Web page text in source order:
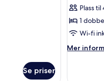
Se priser
Plass
1
Wi-fi
Mer
Mer